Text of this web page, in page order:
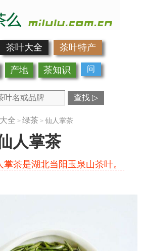
茶叶大全 茶叶特产
产地 茶知识 问
查找 ▷
全 > 绿茶 > 仙人掌茶
人掌茶
掌茶是湖北当阳玉泉山茶叶。